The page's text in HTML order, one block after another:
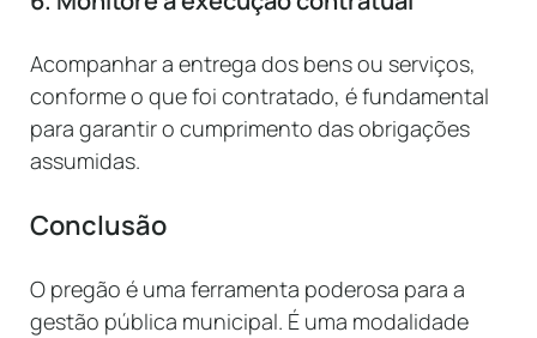
Acompanhar a entrega dos bens ou serviços,
conforme o que foi contratado, é fundamental
para garantir o cumprimento das obrigações
assumidas.
Conclusão
O pregão é uma ferramenta poderosa para a
gestão pública municipal. É uma modalidade